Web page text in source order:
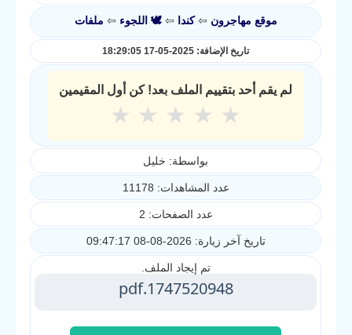
موقع مهاجرون ⇦كندا ⇦🕊️ اللجوء ⇦ ملفات
تاريخ الإضافة: 2025-05-17 18:29:05
لم يقم أحد بتقييم الملف بعد! كن أول المقيمين
★
★
★
★
★
بواسطة: خليل
عدد المشاهدات: 11178
عدد الصفحات: 2
تاريخ آخر زيارة: 2026-08-08 09:47:17
تم إيجاد الملف.
1747520948.pdf